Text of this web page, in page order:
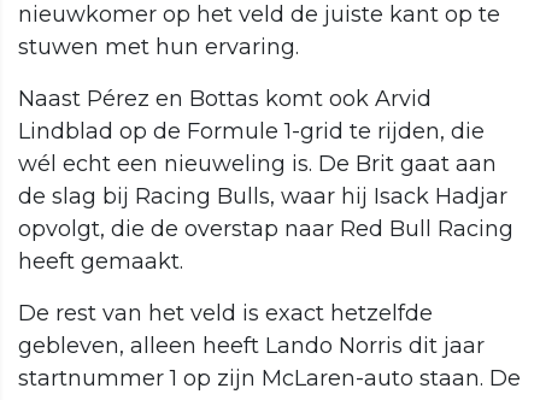
nieuwkomer op het veld de juiste kant op te
stuwen met hun ervaring.
Naast Pérez en Bottas komt ook Arvid
Lindblad op de Formule 1-grid te rijden, die
wél echt een nieuweling is. De Brit gaat aan
de slag bij Racing Bulls, waar hij Isack Hadjar
opvolgt, die de overstap naar Red Bull Racing
heeft gemaakt.
De rest van het veld is exact hetzelfde
gebleven, alleen heeft Lando Norris dit jaar
startnummer 1 op zijn McLaren-auto staan. De